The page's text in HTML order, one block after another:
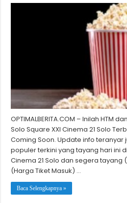
OPTIMALBERITA.COM – Inilah HTM
Solo Square XXI Cinema 21 Solo
Coming Soon. Update info teranyar
populer terkini yang tayang hari ini
Cinema 21 Solo dan segera tayang
(Harga Tiket Masuk) …
Baca Selengkapnya »